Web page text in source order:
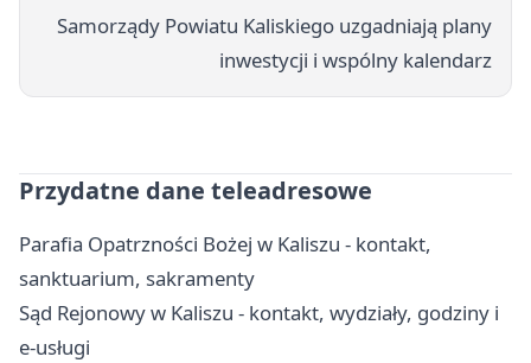
Samorządy Powiatu Kaliskiego uzgadniają plany
inwestycji i wspólny kalendarz
Przydatne dane teleadresowe
Parafia Opatrzności Bożej w Kaliszu - kontakt,
sanktuarium, sakramenty
Sąd Rejonowy w Kaliszu - kontakt, wydziały, godziny i
e-usługi